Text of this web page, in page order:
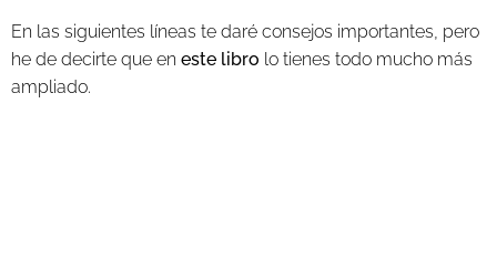
En las siguientes líneas te daré consejos importantes, pero
he de decirte que en este libro lo tienes todo mucho más
ampliado.